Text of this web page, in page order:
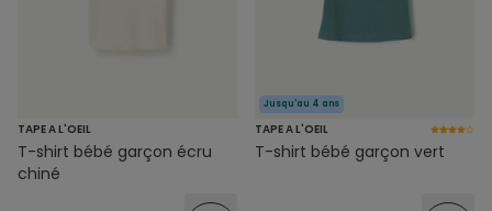
TAPE A L'OEIL
T-shirt bébé garçon écru
chiné
Jusqu'au 4 ans
TAPE A L'OEIL
T-shirt bébé garçon vert